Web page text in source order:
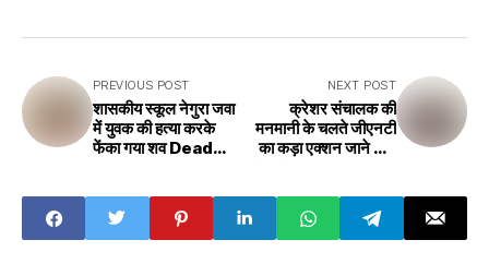
PREVIOUS POST
शासकीय स्कूल नेगुरा जवा
में युवक की हत्या करके
फेंका गया शव Dead
young man in
Government
School Negura
NEXT POST
क्रेशर संचालक की
मनमानी के चलते जीएनटी
का कड़ा एक्शन जाने कहां
arbitrariness of
the crusher
operator, don't